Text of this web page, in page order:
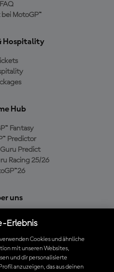
FAQ
MotoGP™
Hospitality
Hub
Fantasy
Predictor
Predict
Racing 25/26
uns
Richtlinien
Erlebnis
Cookies und ähnliche
mit unseren Websites,
und dir personalisierte
anzuzeigen, das aus deinen